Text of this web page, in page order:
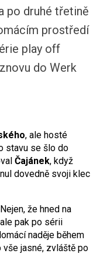
po druhé třetině
prostředí
play off
do Werk
, ale hosté
stavu se šlo do
Čajánek, když
dovedně svoji klec
že hned na
pak po sérii
naděje během
vše jasné, zvláště po